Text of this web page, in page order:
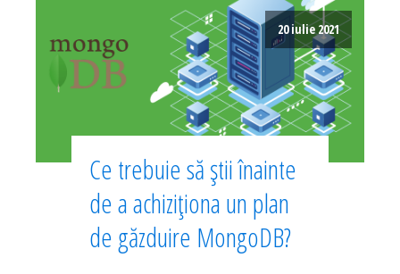
20 iulie 2021
Ce trebuie să știi înainte
de a achiziționa un plan
de găzduire MongoDB?